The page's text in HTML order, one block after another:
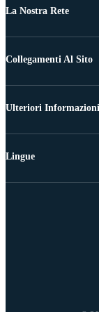
La Nostra Rete
Collegamenti Al Sito
Ulteriori Informazioni
Lingue